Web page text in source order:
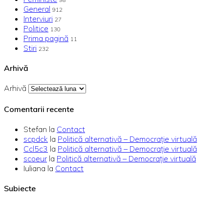
General 912
Interviuri 27
Politice 130
Prima pagină 11
Stiri 232
Arhivă
Arhivă
Comentarii recente
Stefan la Contact
scpdck la Politică alternativă – Democraţie virtuală
Ccl5c3 la Politică alternativă – Democraţie virtuală
scoeur la Politică alternativă – Democraţie virtuală
Iuliana la Contact
Subiecte